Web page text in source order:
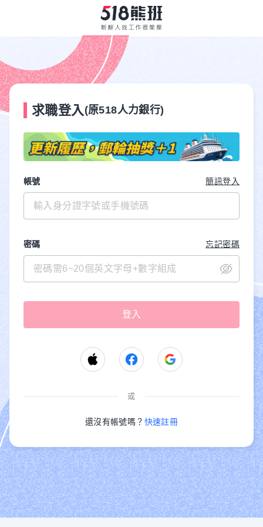
求職登入 (原518人力銀行)
帳號 簡訊登入
密碼 忘記密碼
或
還沒有帳號嗎？ 快速註冊